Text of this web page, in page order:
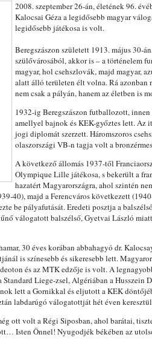
2008. szeptember 26-án, életének 96.
Kalocsai Géza a legidősebb magyar
legidősebb játékosa is volt.
Beregszászon született 1913. május 30-
szülővárosából, akkor is – a történelem
magyar, hol csehszlovák, majd magyar,
alatt álló területen élt volna. Rá
nem csak a pályán, hanem az életben is
1932-ig Beregszászon futballozott,
amellyel bajnok és KEK-győztes lett. Az
jogi diplomát szerzett. Háromszoros
olaszországi VB-n tagja volt a
A következő állomás 1937-től
Olympique Lille játékosa, s bekerült a
hazatért Magyarországra, ahol szintén
40), majd a Ferencváros következett
be pályafutását. Eredeti posztja a
válogatott balszélső, Gyetvai László
30 éves korában abbahagyó dr.
is színesebb és sikeresebb lett.
és az MTK edzője is volt. A
Liege-zsel, Algériában a Husszein
lett a Gornikkal és eljutott a KEK
labdarúgó válogatottját hét éven
ott volt a Régi Siposban, ahol barátai,
Isten Önnel! Nyugodjék békében az